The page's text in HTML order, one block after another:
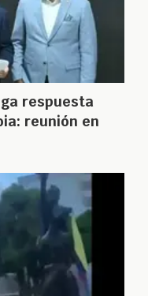
respuesta
reunión en